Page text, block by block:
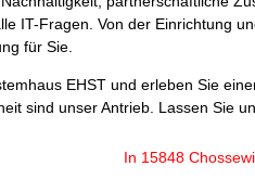
IT-Fragen. Von der Einrichtung
für Sie.
EHST und erleben Sie
sind unser Antrieb. Lassen Sie
In 15848